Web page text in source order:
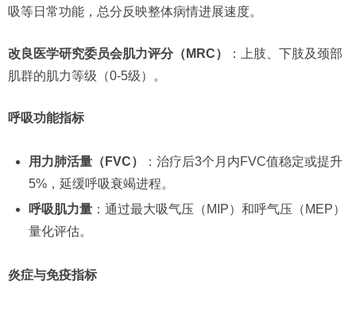
吸等日常功能，总分反映整体病情进展速度。
改良医学研究委员会肌力评分（MRC）​
：上肢、下肢及颈部
肌群的肌力等级（0-5级）。
呼吸功能指标
用力肺活量（FVC）​
：治疗后3个月内FVC值稳定或提升
5%，延缓呼吸衰竭进程。
呼吸肌力量：通过最大吸气压（MIP）和呼气压（MEP）
量化评估。
炎症与免疫指标